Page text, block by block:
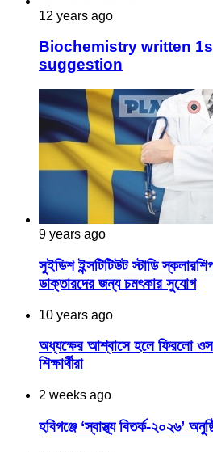
12 years ago
Biochemistry written
suggestion
9 years ago
সুইডিশ ইন্সটিটিউট স্টাডি
ডাক্তারদের জন্য চমৎকার সুযোগ
10 years ago
অধ্যক্ষের আশ্বাসে হলে ফিরলো
শিক্ষার্থীরা
2 weeks ago
হবিগঞ্জে ‘স্বাস্থ্য বিতর্ক-২০২৬’